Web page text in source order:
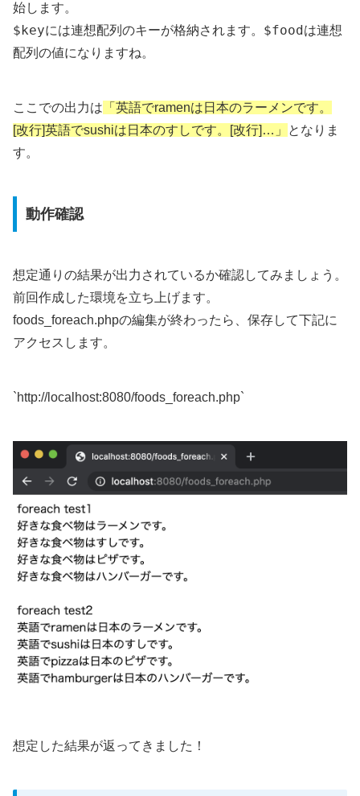
始します。
$keyには連想配列のキーが格納されます。 $foodは連想
配列の値になりますね。
ここでの出力は 「英語でramenは日本のラーメンです。
[改行]英語でsushiは日本のすしです。[改行]…」
となりま
す。
動作確認
想定通りの結果が出力されているか確認してみましょう。
前回作成した環境を立ち上げます。
foods_foreach.phpの編集が終わったら、保存して下記に
アクセスします。
`http://localhost:8080/foods_foreach.php`
想定した結果が返ってきました！